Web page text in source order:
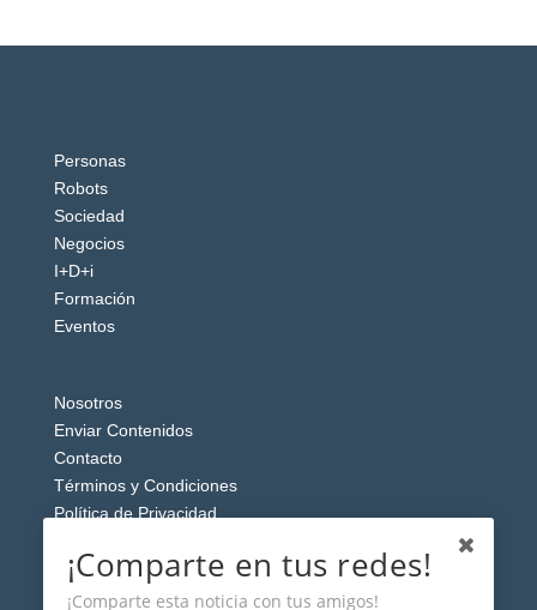
Personas
Robots
Sociedad
Negocios
I+D+i
Formación
Eventos
Nosotros
Enviar Contenidos
Contacto
Términos y Condiciones
Política de Privacidad
¡Comparte en tus redes!
¡Comparte esta noticia con tus amigos!